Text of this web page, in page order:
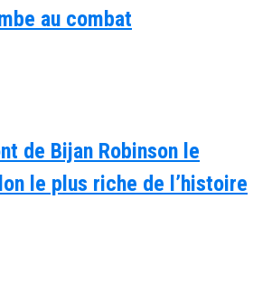
au combat
de Bijan Robinson le
le plus riche de l’histoire